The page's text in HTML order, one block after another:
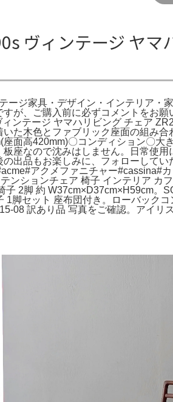
ヴィンテージ ヤマ
ージ家具・デザイン・インテリア・
が、ご購入前に必ずコメントをお
ンテージ ヤマハリビング チェア
た木色とファブリック座面の組み
面高420mm)〇コンディション〇大
座なので沈みはしません。日常使用
出品もお楽しみに、フォローして
アクメファニチャー#cassina#
ンションチェア 椅子 インテリア
2脚 約 W37cm×D37cm×H59cm。
セット 座布団付き。ローバックコ
08 訳あり品 写真をご確認。アイリ